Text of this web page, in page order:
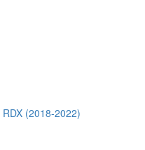
RDX (2018-2022)